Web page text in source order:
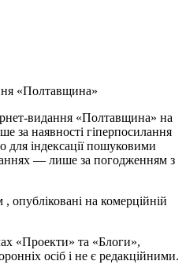
«Полтавщина»
видання «Полтавщина» на
за наявності гіперпосилання
для індексації пошуковими
— лише за погодженням з
, опубліковані на комерційній
«Проекти» та «Блоги»,
осіб і не є редакційними.